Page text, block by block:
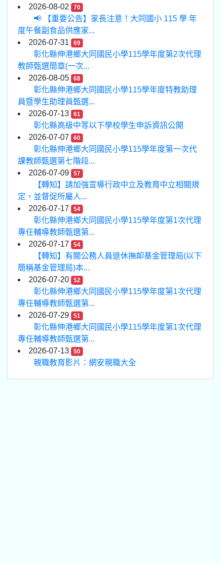
2026-08-02
70
📢 【重要公告】家長注意！大同國小 115 學 年
度午餐副食品供應家...
2026-07-31
69
彰化縣伸港鄉大同國民小學115學年度第2次代理
教師甄選簡章(一次...
2026-08-05
68
彰化縣伸港鄉大同國民小學115學年度特教助理
員暨學生助理員甄選...
2026-07-13
61
彰化縣高級中等以下學校學生申訴資訊公開
2026-07-07
60
彰化縣伸港鄉大同國民小學115學年度第一次代
課教師甄選第七階段...
2026-07-09
57
【轉知】請加強宣導行政中立及教育中立相關規
定，並督促所屬人...
2026-07-17
54
彰化縣伸港鄉大同國民小學115學年度第1次代理
專任輔導教師甄選第...
2026-07-17
54
【轉知】有關公務人員退休撫卹基金管理局(以下
簡稱基金管理局)本...
2026-07-20
52
彰化縣伸港鄉大同國民小學115學年度第1次代理
專任輔導教師甄選第...
2026-07-29
51
彰化縣伸港鄉大同國民小學115學年度第1次代理
專任輔導教師甄選第...
2026-07-13
50
親職教育影片：網安親職大全